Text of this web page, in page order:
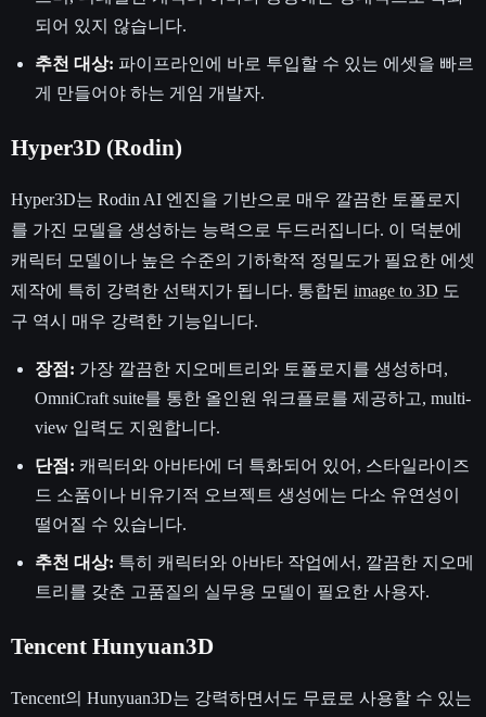
되어 있지 않습니다.
추천 대상: 파이프라인에 바로 투입할 수 있는 에셋을 빠르
게 만들어야 하는 게임 개발자.
Hyper3D (Rodin)
Hyper3D는 Rodin AI 엔진을 기반으로 매우 깔끔한 토폴로지
를 가진 모델을 생성하는 능력으로 두드러집니다. 이 덕분에
캐릭터 모델이나 높은 수준의 기하학적 정밀도가 필요한 에셋
제작에 특히 강력한 선택지가 됩니다. 통합된 image to 3D 도
구 역시 매우 강력한 기능입니다.
장점: 가장 깔끔한 지오메트리와 토폴로지를 생성하며,
OmniCraft suite를 통한 올인원 워크플로를 제공하고, multi-
view 입력도 지원합니다.
단점: 캐릭터와 아바타에 더 특화되어 있어, 스타일라이즈
드 소품이나 비유기적 오브젝트 생성에는 다소 유연성이
떨어질 수 있습니다.
추천 대상: 특히 캐릭터와 아바타 작업에서, 깔끔한 지오메
트리를 갖춘 고품질의 실무용 모델이 필요한 사용자.
Tencent Hunyuan3D
Tencent의 Hunyuan3D는 강력하면서도 무료로 사용할 수 있는